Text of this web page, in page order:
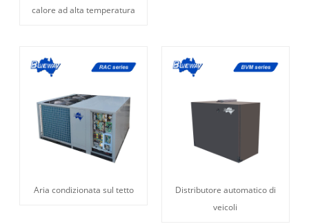
calore ad alta temperatura
Aria condizionata sul tetto
Distributore automatico di
veicoli